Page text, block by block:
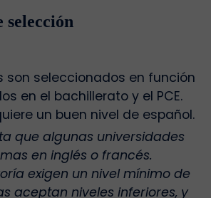
son seleccionados en función
en el bachillerato y el PCE.
un buen nivel de español.
que algunas universidades
en inglés o francés.
exigen un nivel mínimo de
aceptan niveles inferiores, y